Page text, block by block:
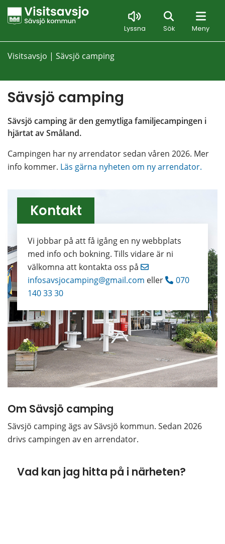
Lyssna Sök Meny
Sök
Visitsavsjo | Sävsjö camping
Sävsjö camping
Sävsjö camping är den gemytliga familjecampingen i
hjärtat av Småland.
Campingen har ny arrendator sedan våren 2026. Mer
info kommer. Läs gärna nyheten om ny arrendator.
Kontakt
Vi jobbar på att få igång en ny webbplats
med info och bokning. Tills vidare är ni
välkomna att kontakta oss på
infosavsjocamping@gmail.com eller
070
140 33 30
Om Sävsjö camping
Sävsjö camping ägs av Sävsjö kommun. Sedan 2026
drivs campingen av en arrendator.
Vad kan jag hitta på i närheten?